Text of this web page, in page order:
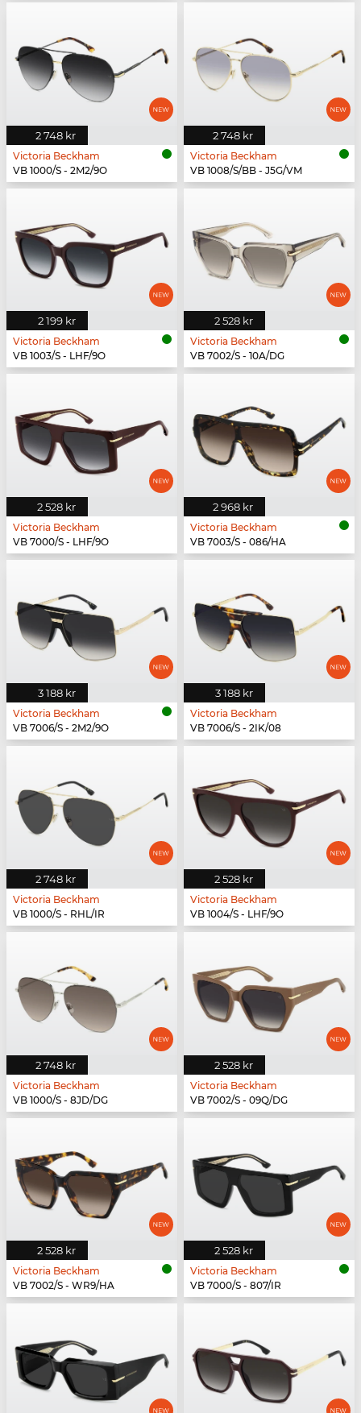
2 748 kr
Victoria Beckham
VB 1000/S - 2M2/9O
2 748 kr
Victoria Beckham
VB 1008/S/BB - J5G/VM
2 199 kr
Victoria Beckham
VB 1003/S - LHF/9O
2 528 kr
Victoria Beckham
VB 7002/S - 10A/DG
2 528 kr
Victoria Beckham
VB 7000/S - LHF/9O
2 968 kr
Victoria Beckham
VB 7003/S - 086/HA
3 188 kr
Victoria Beckham
VB 7006/S - 2M2/9O
3 188 kr
Victoria Beckham
VB 7006/S - 2IK/08
2 748 kr
Victoria Beckham
VB 1000/S - RHL/IR
2 528 kr
Victoria Beckham
VB 1004/S - LHF/9O
2 748 kr
Victoria Beckham
VB 1000/S - 8JD/DG
2 528 kr
Victoria Beckham
VB 7002/S - 09Q/DG
2 528 kr
Victoria Beckham
VB 7002/S - WR9/HA
2 528 kr
Victoria Beckham
VB 7000/S - 807/IR